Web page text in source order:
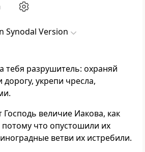
Synodal Version
тебя разрушитель: охраняй
дорогу, укрепи чресла,
Господь величие Иакова, как
что опустошили их
ветви их истребили.